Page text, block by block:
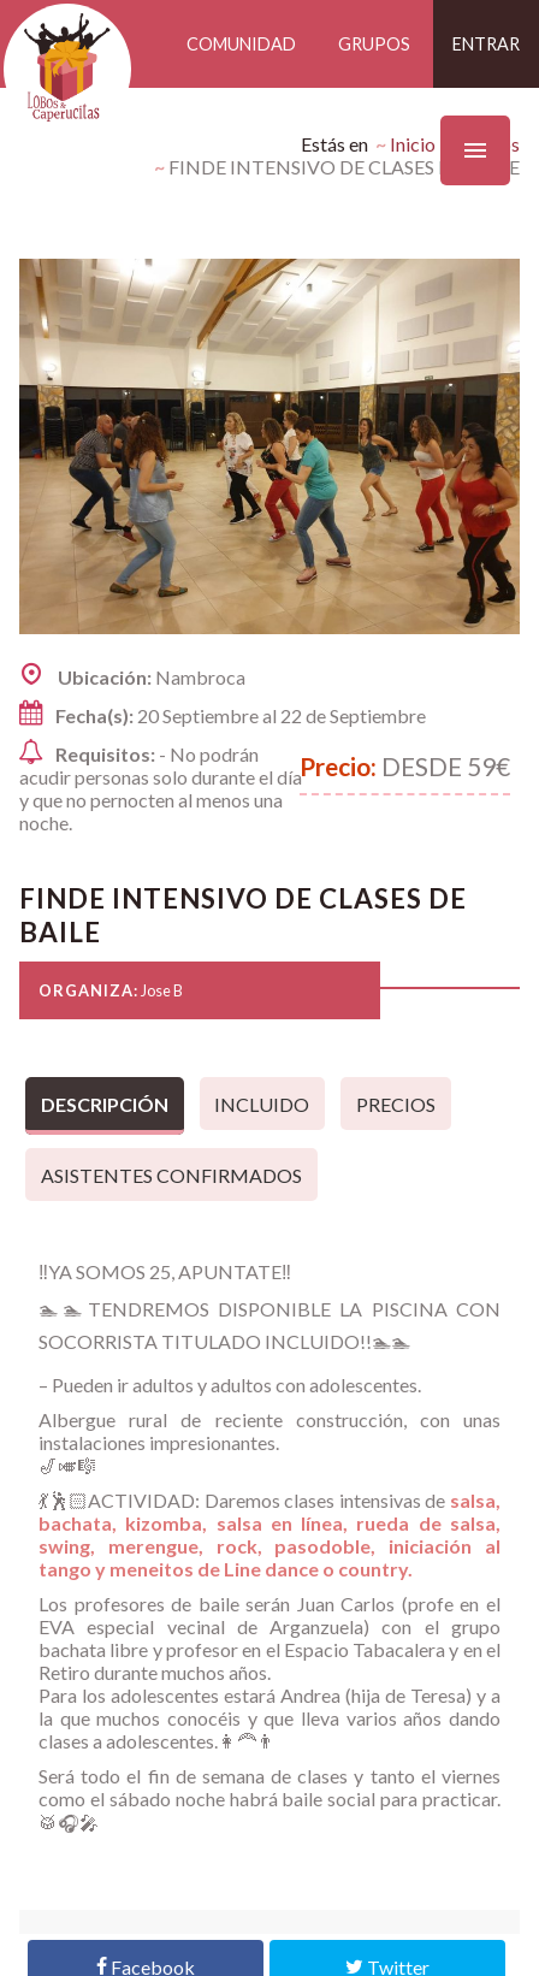
COMUNIDAD GRUPOS ENTRAR
Estás en Inicio
Eventos
FINDE INTENSIVO DE CLASES DE BAILE
Ubicación: Nambroca
Fecha(s): 20 Septiembre al 22 de Septiembre
Precio: DESDE 59€
Requisitos: - No podrán
acudir personas solo durante el día
y que no pernocten al menos una
noche.
FINDE INTENSIVO DE CLASES DE
BAILE
ORGANIZA:Jose B
DESCRIPCIÓN INCLUIDO PRECIOS
ASISTENTES CONFIRMADOS
‼YA SOMOS 25, APUNTATE‼
🏊🏊TENDREMOS DISPONIBLE LA PISCINA CON
SOCORRISTA TITULADO INCLUIDO!!🏊🏊
– Pueden ir adultos y adultos con adolescentes.
Albergue rural de reciente construcción, con unas
instalaciones impresionantes.
🎷🎺🎼
💃🕺🏻ACTIVIDAD: Daremos clases intensivas de salsa,
bachata, kizomba, salsa en línea, rueda de salsa,
swing, merengue, rock, pasodoble, iniciación al
tango y meneitos de Line dance o country.
Los profesores de baile serán Juan Carlos (profe en el
EVA especial vecinal de Arganzuela) con el grupo
bachata libre y profesor en el Espacio Tabacalera y en el
Retiro durante muchos años.
Para los adolescentes estará Andrea (hija de Teresa) y a
la que muchos conocéis y que lleva varios años dando
clases a adolescentes.👩‍🦰👨
Será todo el fin de semana de clases y tanto el viernes
como el sábado noche habrá baile social para practicar.
🥁🎧🎤
Facebook Twitter